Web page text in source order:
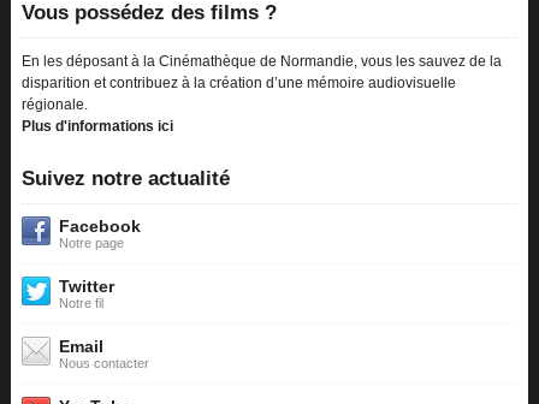
Vous possédez des films ?
En les déposant à la Cinémathèque de Normandie, vous les sauvez de la
disparition et contribuez à la création d’une mémoire audiovisuelle
régionale.
Plus d'informations ici
Suivez notre actualité
Facebook
Notre page
Twitter
Notre fil
Email
Nous contacter